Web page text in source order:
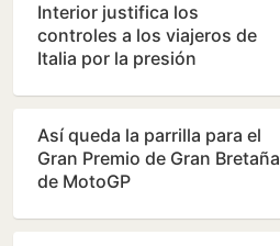
Interior justifica los
controles a los viajeros de
Italia por la presión
Así queda la parrilla para el
Gran Premio de Gran Bretaña
de MotoGP